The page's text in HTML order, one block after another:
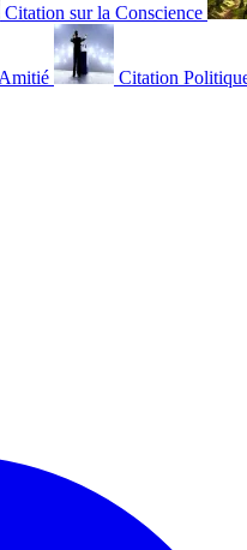
Citation sur la Conscience
Citation